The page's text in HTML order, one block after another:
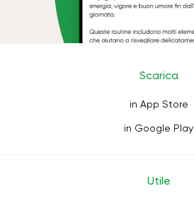
Scarica
in App Store
in Google Play
Utile